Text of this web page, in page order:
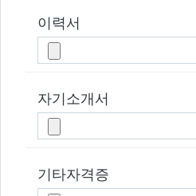
이력서
자기소개서
기타자격증